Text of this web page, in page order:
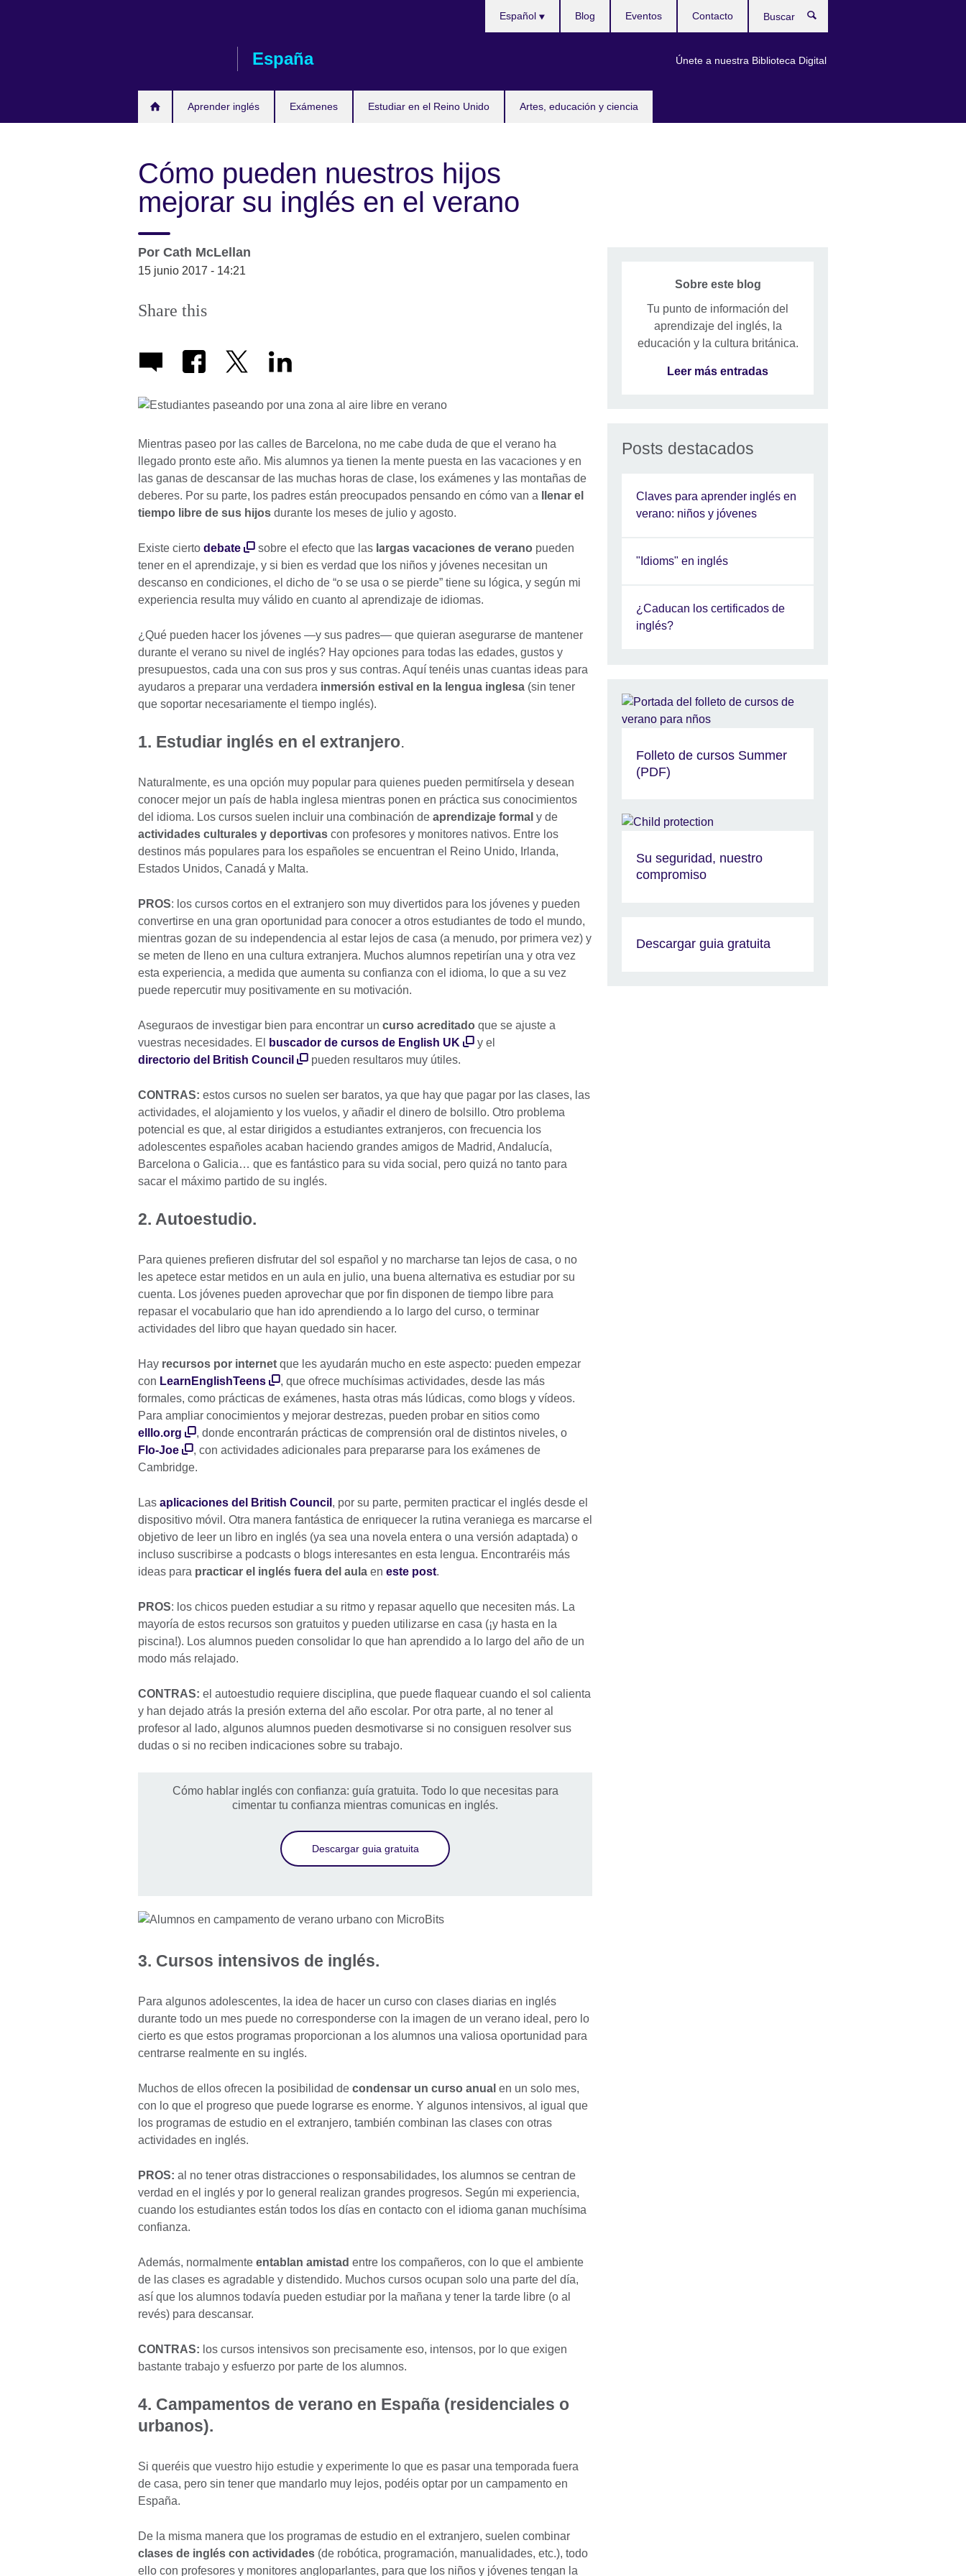
España
Aprender inglés Exámenes Estudiar en el Reino Unido Artes, educación y ciencia
idioma
Español
Únete a nuestra Biblioteca Digital
Blog Eventos Contacto
Cómo pueden nuestros hijos
mejorar su inglés en el verano
Por Cath McLellan
15 junio 2017 - 14:21
Share this
Mientras paseo por las calles de Barcelona, no me cabe duda de que el verano ha
llegado pronto este año. Mis alumnos ya tienen la mente puesta en las vacaciones y en
las ganas de descansar de las muchas horas de clase, los exámenes y las montañas de
deberes. Por su parte, los padres están preocupados pensando en cómo van a llenar el
tiempo libre de sus hijos durante los meses de julio y agosto.
Existe cierto debate sobre el efecto que las largas vacaciones de verano pueden
tener en el aprendizaje, y si bien es verdad que los niños y jóvenes necesitan un
descanso en condiciones, el dicho de “o se usa o se pierde” tiene su lógica, y según mi
experiencia resulta muy válido en cuanto al aprendizaje de idiomas.
¿Qué pueden hacer los jóvenes ―y sus padres― que quieran asegurarse de mantener
durante el verano su nivel de inglés? Hay opciones para todas las edades, gustos y
presupuestos, cada una con sus pros y sus contras. Aquí tenéis unas cuantas ideas para
ayudaros a preparar una verdadera inmersión estival en la lengua inglesa (sin tener
que soportar necesariamente el tiempo inglés).
1. Estudiar inglés en el extranjero.
Naturalmente, es una opción muy popular para quienes pueden permitírsela y desean
conocer mejor un país de habla inglesa mientras ponen en práctica sus conocimientos
del idioma. Los cursos suelen incluir una combinación de aprendizaje formal y de
actividades culturales y deportivas con profesores y monitores nativos. Entre los
destinos más populares para los españoles se encuentran el Reino Unido, Irlanda,
Estados Unidos, Canadá y Malta.
PROS: los cursos cortos en el extranjero son muy divertidos para los jóvenes y pueden
convertirse en una gran oportunidad para conocer a otros estudiantes de todo el mundo,
mientras gozan de su independencia al estar lejos de casa (a menudo, por primera vez) y
se meten de lleno en una cultura extranjera. Muchos alumnos repetirían una y otra vez
esta experiencia, a medida que aumenta su confianza con el idioma, lo que a su vez
puede repercutir muy positivamente en su motivación.
Aseguraos de investigar bien para encontrar un curso acreditado que se ajuste a
vuestras necesidades. El
buscador de cursos de English UK
y el
directorio del British Council
pueden resultaros muy útiles.
CONTRAS: estos cursos no suelen ser baratos, ya que hay que pagar por las clases, las
actividades, el alojamiento y los vuelos, y añadir el dinero de bolsillo. Otro problema
potencial es que, al estar dirigidos a estudiantes extranjeros, con frecuencia los
adolescentes españoles acaban haciendo grandes amigos de Madrid, Andalucía,
Barcelona o Galicia… que es fantástico para su vida social, pero quizá no tanto para
sacar el máximo partido de su inglés.
2. Autoestudio.
Para quienes prefieren disfrutar del sol español y no marcharse tan lejos de casa, o no
les apetece estar metidos en un aula en julio, una buena alternativa es estudiar por su
cuenta. Los jóvenes pueden aprovechar que por fin disponen de tiempo libre para
repasar el vocabulario que han ido aprendiendo a lo largo del curso, o terminar
actividades del libro que hayan quedado sin hacer.
Hay recursos por internet que les ayudarán mucho en este aspecto: pueden empezar
con LearnEnglishTeens
, que ofrece muchísimas actividades, desde las más
formales, como prácticas de exámenes, hasta otras más lúdicas, como blogs y vídeos.
Para ampliar conocimientos y mejorar destrezas, pueden probar en sitios como
elllo.org
, donde encontrarán prácticas de comprensión oral de distintos niveles, o
Flo-Joe
, con actividades adicionales para prepararse para los exámenes de
Cambridge.
Las aplicaciones del British Council , por su parte, permiten practicar el inglés desde el
dispositivo móvil. Otra manera fantástica de enriquecer la rutina veraniega es marcarse el
objetivo de leer un libro en inglés (ya sea una novela entera o una versión adaptada) o
incluso suscribirse a podcasts o blogs interesantes en esta lengua. Encontraréis más
ideas para practicar el inglés fuera del aula en este post.
PROS: los chicos pueden estudiar a su ritmo y repasar aquello que necesiten más. La
mayoría de estos recursos son gratuitos y pueden utilizarse en casa (¡y hasta en la
piscina!). Los alumnos pueden consolidar lo que han aprendido a lo largo del año de un
modo más relajado.
CONTRAS: el autoestudio requiere disciplina, que puede flaquear cuando el sol calienta
y han dejado atrás la presión externa del año escolar. Por otra parte, al no tener al
profesor al lado, algunos alumnos pueden desmotivarse si no consiguen resolver sus
dudas o si no reciben indicaciones sobre su trabajo.
Cómo hablar inglés con confianza: guía gratuita. Todo lo que necesitas para
cimentar tu confianza mientras comunicas en inglés.
Descargar guia gratuita
3. Cursos intensivos de inglés.
Para algunos adolescentes, la idea de hacer un curso con clases diarias en inglés
durante todo un mes puede no corresponderse con la imagen de un verano ideal, pero lo
cierto es que estos programas proporcionan a los alumnos una valiosa oportunidad para
centrarse realmente en su inglés.
Muchos de ellos ofrecen la posibilidad de condensar un curso anual en un solo mes,
con lo que el progreso que puede lograrse es enorme. Y algunos intensivos, al igual que
los programas de estudio en el extranjero, también combinan las clases con otras
actividades en inglés.
PROS: al no tener otras distracciones o responsabilidades, los alumnos se centran de
verdad en el inglés y por lo general realizan grandes progresos. Según mi experiencia,
cuando los estudiantes están todos los días en contacto con el idioma ganan muchísima
confianza.
Además, normalmente entablan amistad entre los compañeros, con lo que el ambiente
de las clases es agradable y distendido. Muchos cursos ocupan solo una parte del día,
así que los alumnos todavía pueden estudiar por la mañana y tener la tarde libre (o al
revés) para descansar.
CONTRAS: los cursos intensivos son precisamente eso, intensos, por lo que exigen
bastante trabajo y esfuerzo por parte de los alumnos.
4. Campamentos de verano en España (residenciales o
urbanos).
Si queréis que vuestro hijo estudie y experimente lo que es pasar una temporada fuera
de casa, pero sin tener que mandarlo muy lejos, podéis optar por un campamento en
España.
De la misma manera que los programas de estudio en el extranjero, suelen combinar
clases de inglés con actividades (de robótica, programación, manualidades, etc.), todo
ello con profesores y monitores angloparlantes, para que los niños y jóvenes tengan la
Sobre este blog
Tu punto de información del
aprendizaje del inglés, la
educación y la cultura británica.
Leer más entradas
Posts destacados
Claves para aprender inglés en
verano: niños y jóvenes
"Idioms" en inglés
¿Caducan los certificados de
inglés?
Folleto de cursos Summer
(PDF)
Su seguridad, nuestro
compromiso
Descargar guia gratuita